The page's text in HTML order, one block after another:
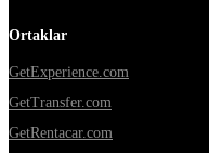
Ortaklar
GetExperience.com
GetTransfer.com
GetRentacar.com